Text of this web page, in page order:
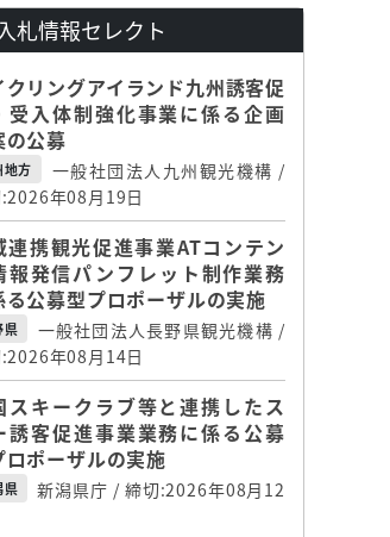
札情報セレクト
クリングアイランド九州誘客促
受入体制強化事業に係る企画
の公募
地方
一般社団法人九州観光機構 /
年08月19日
連携観光促進事業ATコンテン
報発信パンフレット制作業務
る公募型プロポーザルの実施
県
一般社団法人長野県観光機構 /
年08月14日
スキークラブ等と連携したス
誘客促進事業業務に係る公募
ロポーザルの実施
県
新潟県庁 / 締切:2026年08月12